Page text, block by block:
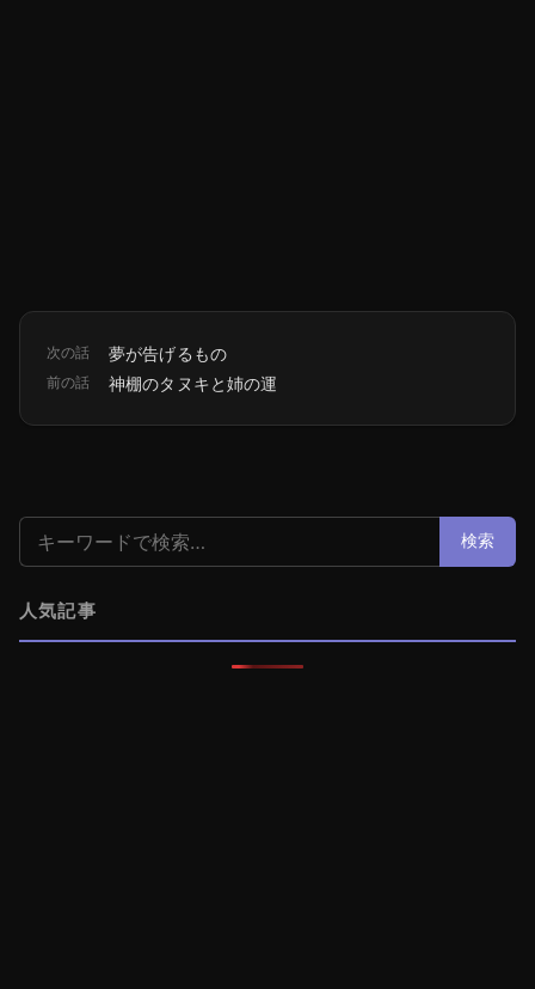
次の話 夢が告げるもの
前の話 神棚のタヌキと姉の運
検索: 検索
人気記事